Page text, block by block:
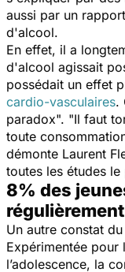
aussi par un
d'alcool.
En effet, il a
d'alcool agissait
possédait un effet
cardio-vasculaires.
paradox". "Il faut
toute
démonte Laurent
toutes les études
8% des
régulièrement
Un autre constat
Expérimentée
l’adolescence, la